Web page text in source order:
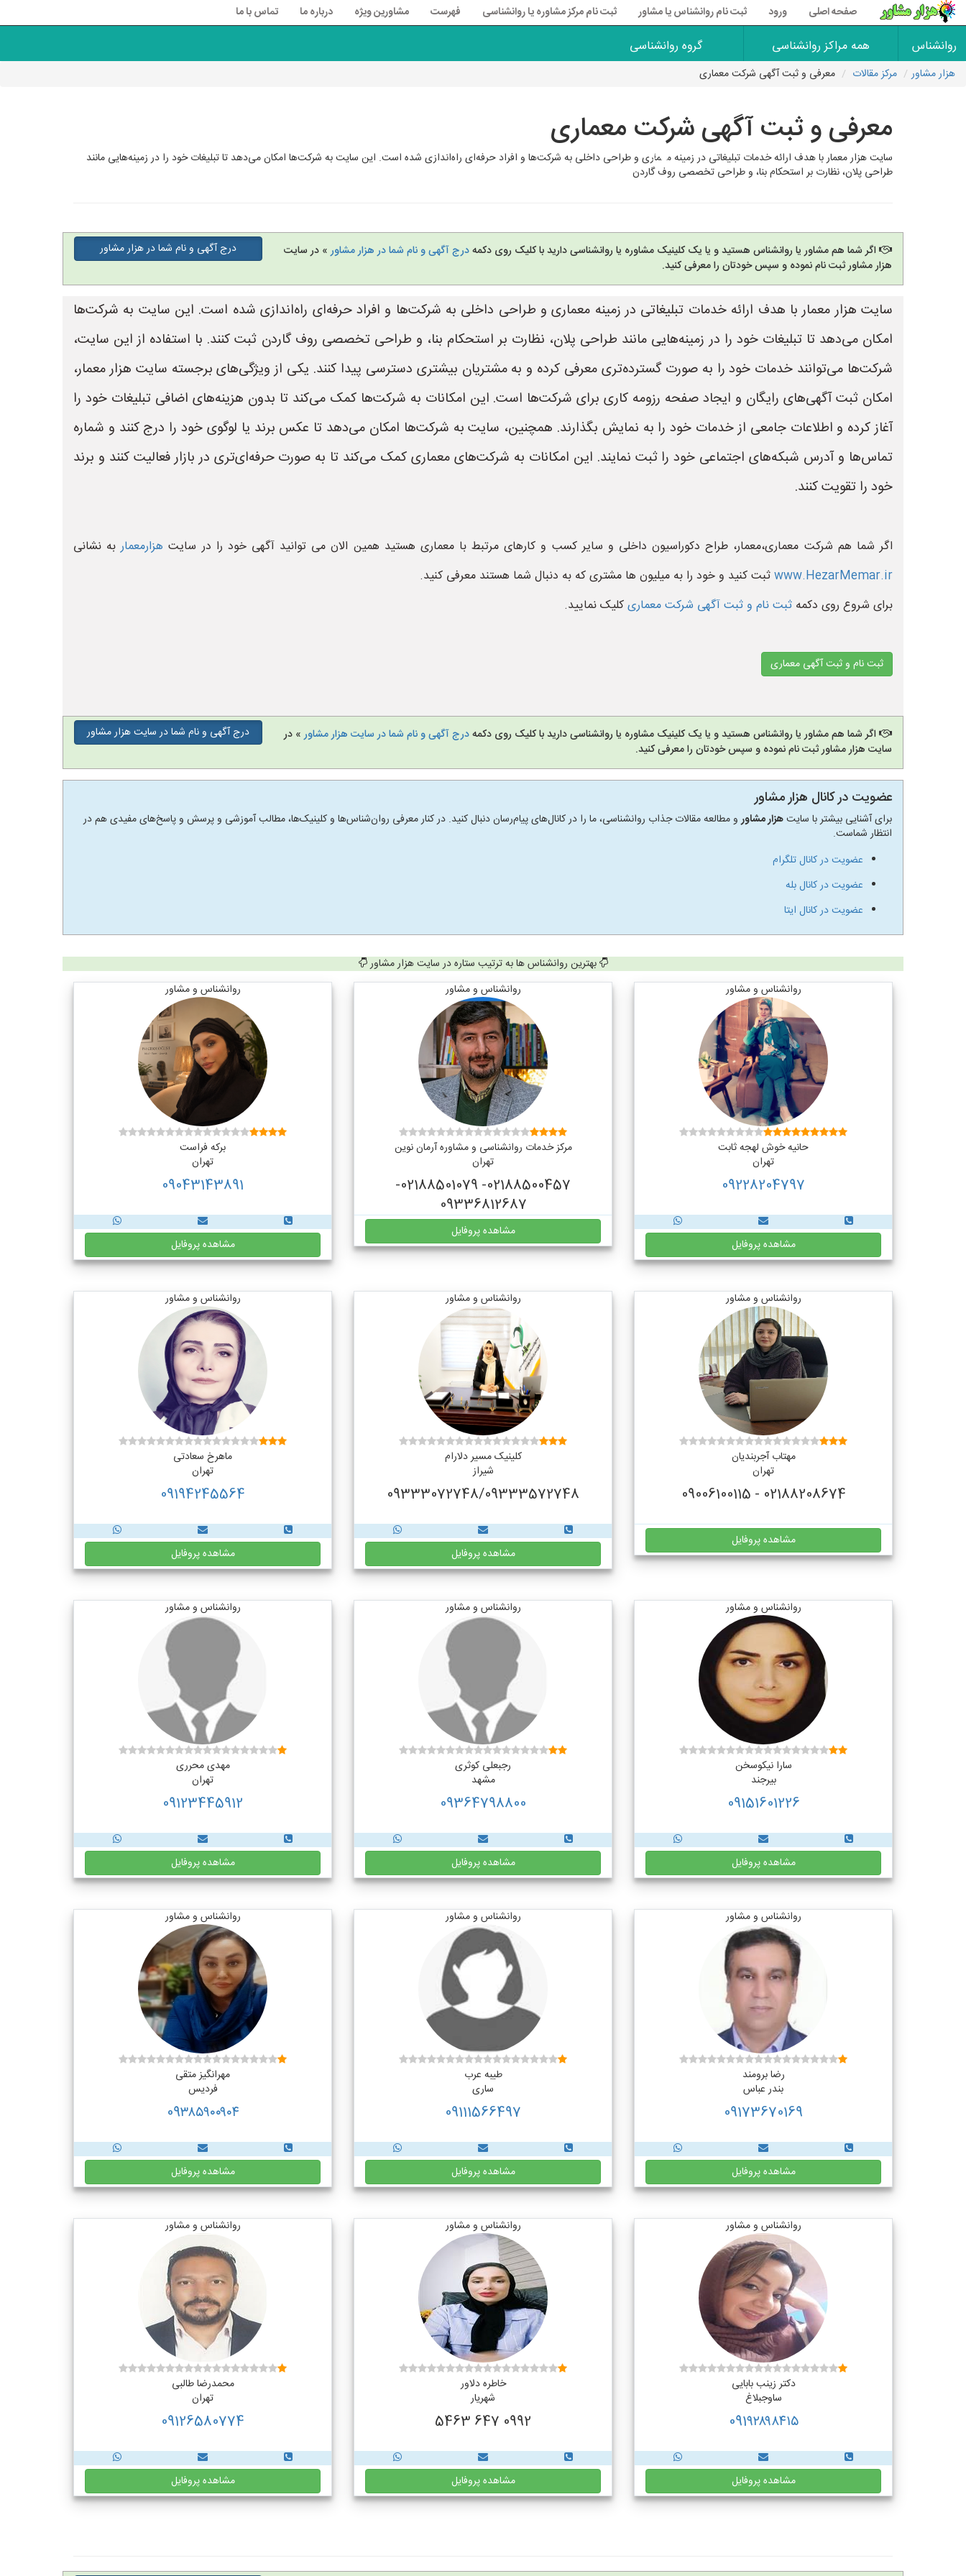
صفحه اصلی ورود ثبت نام روانشناس یا مشاور ثبت نام مرکز مشاوره یا روانشناسی فهرست مشاورین ویژه درباره ما تماس با ما
روانشناس همه مراکز روانشناسی گروه روانشناسی
هزار مشاور مرکز مقالات معرفی و ثبت آگهی شرکت معماری
معرفی و ثبت آگهی شرکت معماری
سایت هزار معمار با هدف ارائه خدمات تبلیغاتی در زمینه معماری و طراحی داخلی به شرکت‌ها و افراد حرفه‌ای راه‌اندازی شده است. این سایت به شرکت‌ها امکان می‌دهد تا تبلیغات خود را در زمینه‌هایی مانند
طراحی پلان، نظارت بر استحکام بنا، و طراحی تخصصی روف گاردن
اگر شما هم مشاور یا روانشناس هستید و یا یک کلینیک مشاوره یا روانشناسی دارید با کلیک روی دکمهدرج آگهی و نام شما در هزار مشاور» در سایت
هزار مشاور ثبت نام نموده و سپس خودتان را معرفی کنید.
درج آگهی و نام شما در هزار مشاور
سایت هزار معمار با هدف ارائه خدمات تبلیغاتی در زمینه معماری و طراحی داخلی به شرکت‌ها و افراد حرفه‌ای راه‌اندازی شده است. این سایت به شرکت‌ها
امکان می‌دهد تا تبلیغات خود را در زمینه‌هایی مانند طراحی پلان، نظارت بر استحکام بنا، و طراحی تخصصی روف گاردن ثبت کنند. با استفاده از این سایت،
شرکت‌ها می‌توانند خدمات خود را به صورت گسترده‌تری معرفی کرده و به مشتریان بیشتری دسترسی پیدا کنند. یکی از ویژگی‌های برجسته سایت هزار معمار،
امکان ثبت آگهی‌های رایگان و ایجاد صفحه رزومه کاری برای شرکت‌ها است. این امکانات به شرکت‌ها کمک می‌کند تا بدون هزینه‌های اضافی تبلیغات خود را
آغاز کرده و اطلاعات جامعی از خدمات خود را به نمایش بگذارند. همچنین، سایت به شرکت‌ها امکان می‌دهد تا عکس برند یا لوگوی خود را درج کنند و شماره
تماس‌ها و آدرس شبکه‌های اجتماعی خود را ثبت نمایند. این امکانات به شرکت‌های معماری کمک می‌کند تا به صورت حرفه‌ای‌تری در بازار فعالیت کنند و برند
خود را تقویت کنند.
اگر شما هم شرکت معماری،معمار، طراح دکوراسیون داخلی و سایر کسب و کارهای مرتبط با معماری هستید همین الان می توانید آگهی خود را در سایت هزارمعماربه نشانی
www.HezarMemar.irثبت کنید و خود را به میلیون ها مشتری که به دنبال شما هستند معرفی کنید.
برای شروع روی دکمه ثبت نام و ثبت آگهی شرکت معماریکلیک نمایید.
ثبت نام و ثبت آگهی معماری
اگر شما هم مشاور یا روانشناس هستید و یا یک کلینیک مشاوره یا روانشناسی دارید با کلیک روی دکمهدرج آگهی و نام شما در سایت هزار مشاور» در
سایت هزار مشاور ثبت نام نموده و سپس خودتان را معرفی کنید.
درج آگهی و نام شما در سایت هزار مشاور
عضویت در کانال هزار مشاور
برای آشنایی بیشتر با سایتهزار مشاورو مطالعه مقالات جذاب روانشناسی، ما را در کانال‌های پیام‌رسان دنبال کنید. در کنار معرفی روان‌شناس‌ها و کلینیک‌ها، مطالب آموزشی و پرسش و پاسخ‌های مفیدی هم در
انتظار شماست.
عضویت در کانال تلگرام
عضویت در کانال بله
عضویت در کانال ایتا
بهترین روانشناس ها به ترتیب ستاره در سایت هزار مشاور
روانشناس و مشاور
حانیه خوش لهجه ثابت
تهران
09228204797
مشاهده پروفایل
روانشناس و مشاور
مرکز خدمات روانشناسی و مشاوره آرمان نوین
تهران
02188500457- 02188501079-
09336812687
مشاهده پروفایل
روانشناس و مشاور
برکه فراست
تهران
09043143891
مشاهده پروفایل
روانشناس و مشاور
مهتاب آجربندیان
تهران
02188208674 - 09006100115
مشاهده پروفایل
روانشناس و مشاور
کلینیک مسیر دلارام
شیراز
09333072748/09333572748
مشاهده پروفایل
روانشناس و مشاور
ماهرخ سعادتی
تهران
09194245564
مشاهده پروفایل
روانشناس و مشاور
سارا نیکوسخن
بیرجند
09151601226
مشاهده پروفایل
روانشناس و مشاور
رجبعلی کوثری
مشهد
09364798800
مشاهده پروفایل
روانشناس و مشاور
مهدی محرری
تهران
09123445912
مشاهده پروفایل
روانشناس و مشاور
رضا برومند
بندر عباس
09173670169
مشاهده پروفایل
روانشناس و مشاور
طیبه عرب
ساری
09111566497
مشاهده پروفایل
روانشناس و مشاور
مهرانگیز متقی
فردیس
09۳۸۵۹۰۰۹۰۴
مشاهده پروفایل
روانشناس و مشاور
دکتر زینب بابایی
ساوجبلاغ
091۹۲۸۹۸۴۱۵
مشاهده پروفایل
روانشناس و مشاور
خاطره دلاور
شهریار
0992 647 5463
مشاهده پروفایل
روانشناس و مشاور
محمدرضا طالبی
تهران
09126580774
مشاهده پروفایل